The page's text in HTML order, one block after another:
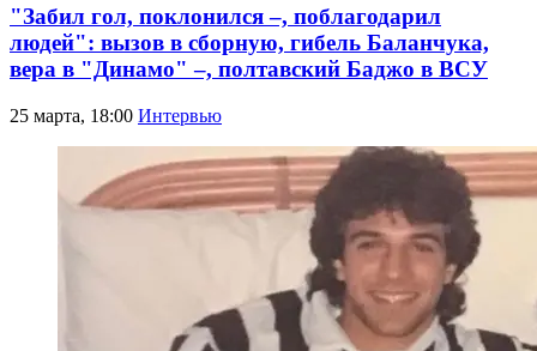
"Забил гол, поклонился –, поблагодарил
людей": вызов в сборную, гибель Баланчука,
вера в "Динамо" –, полтавский Баджо в ВСУ
25 марта, 18:00 Интервью